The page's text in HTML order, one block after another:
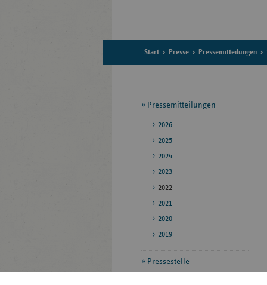
Start Presse Pressemitteilungen
Seitennavigation
Pressemitteilungen
2026
2025
2024
2023
2022
2021
2020
2019
Pressestelle